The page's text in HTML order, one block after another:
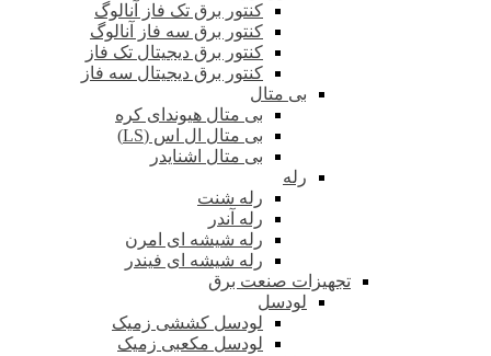
کنتور برق تک فاز آنالوگ
کنتور برق سه فاز آنالوگ
کنتور برق دیجیتال تک فاز
کنتور برق دیجیتال سه فاز
بی متال
بی متال هیوندای کره
بی متال ال اس (LS)
بی متال اشنایدر
رله
رله شنت
رله آندر
رله شیشه ای امرن
رله شیشه ای فیندر
تجهیزات صنعت برق
لودسل
لودسل کششی زمیک
لودسل مکعبی زمیک